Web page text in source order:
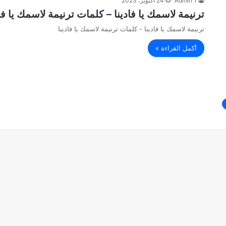
ترنيمة لاسمك يا فادينا – كلمات ترنيمة لاسمك يا
ترنيمة لاسمك يا فادينا - كلمات ترنيمة لاسمك يا فادينا
أكمل القراءة »